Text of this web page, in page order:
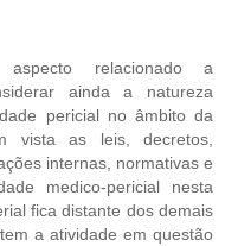
relacionado a
ainda a natureza
pericial no âmbito da
vista as leis, decretos,
internas, normativas e
medico-pericial nesta
fica distante dos demais
a atividade em questão